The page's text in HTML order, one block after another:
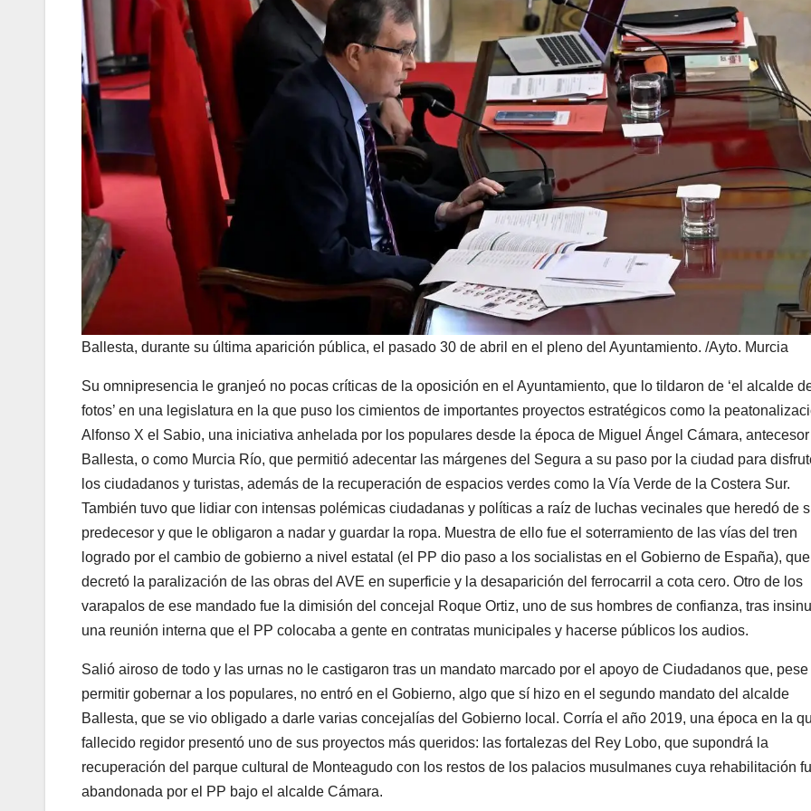
Ballesta, durante su última aparición pública, el pasado 30 de abril en el pleno del Ayuntamiento. /Ayto. Murcia
Su omnipresencia le granjeó no pocas críticas de la oposición en el Ayuntamiento, que lo tildaron de ‘el alcalde
fotos’ en una legislatura en la que puso los cimientos de importantes proyectos estratégicos como la
Alfonso X el Sabio, una iniciativa anhelada por los populares desde la época de Miguel Ángel Cámara,
Ballesta, o como Murcia Río, que permitió adecentar las márgenes del Segura a su paso por la ciudad para
los ciudadanos y turistas, además de la recuperación de espacios verdes como la Vía Verde de la Costera Sur.
También tuvo que lidiar con intensas polémicas ciudadanas y políticas a raíz de luchas vecinales que heredó de
predecesor y que le obligaron a nadar y guardar la ropa. Muestra de ello fue el soterramiento de las vías del tren
logrado por el cambio de gobierno a nivel estatal (el PP dio paso a los socialistas en el Gobierno de España), que
decretó la paralización de las obras del AVE en superficie y la desaparición del ferrocarril a cota cero. Otro de los
varapalos de ese mandado fue la dimisión del concejal Roque Ortiz, uno de sus hombres de confianza, tras
una reunión interna que el PP colocaba a gente en contratas municipales y hacerse públicos los audios.
Salió airoso de todo y las urnas no le castigaron tras un mandato marcado por el apoyo de Ciudadanos que, pese
permitir gobernar a los populares, no entró en el Gobierno, algo que sí hizo en el segundo mandato del alcalde
Ballesta, que se vio obligado a darle varias concejalías del Gobierno local. Corría el año 2019, una época en la
fallecido regidor presentó uno de sus proyectos más queridos: las fortalezas del Rey Lobo, que supondrá la
recuperación del parque cultural de Monteagudo con los restos de los palacios musulmanes cuya rehabilitación
abandonada por el PP bajo el alcalde Cámara.